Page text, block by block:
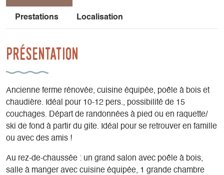
Prestations Localisation
Présentation
Ancienne ferme rénovée, cuisine équipée, poêle à bois et
chaudière. Idéal pour 10-12 pers., possibilité de 15
couchages. Départ de randonnées à pied ou en raquette/
ski de fond à partir du gite. Idéal pour se retrouver en famille
ou avec des amis !
Au rez-de-chaussée : un grand salon avec poêle à bois,
salle à manger avec cuisine équipée, 1 grande chambre